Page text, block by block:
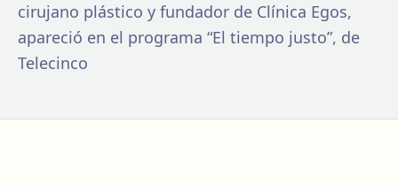
cirujano plástico y fundador de Clínica Egos,
apareció en el programa “El tiempo justo”, de
Telecinco